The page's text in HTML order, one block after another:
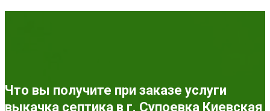
Что вы получите при заказе услуги
выкачка септика в г. Супоевка Киевская